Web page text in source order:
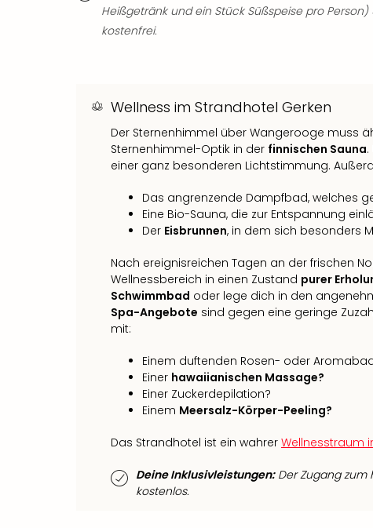
Heißgetränk und ein Stück Süßspeise pro
kostenfrei.
Wellness im Strandhotel Gerken
Der Sternenhimmel über Wangerooge muss
Sternenhimmel-Optik in der finnischen Sauna
einer ganz besonderen Lichtstimmung.
Das angrenzende Dampfbad, welches
Eine Bio-Sauna, die zur Entspannung
Der Eisbrunnen, in dem sich besonders
Nach ereignisreichen Tagen an der frischen
Wellnessbereich in einen Zustand purer
Schwimmbad oder lege dich in den
Spa-Angebote sind gegen eine geringe
mit:
Einem duftenden Rosen- oder
Einer hawaiianischen Massage?
Einer Zuckerdepilation?
Einem Meersalz-Körper-Peeling?
Das Strandhotel ist ein wahrer Wellnesstraum
Deine Inklusivleistungen:Der Zugang zum
kostenlos.